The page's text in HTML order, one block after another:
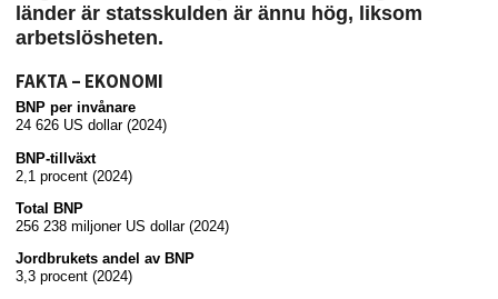
länder är statsskulden är ännu hög, liksom
arbetslösheten.
FAKTA – EKONOMI
BNP per invånare
24 626 US dollar (2024)
BNP-tillväxt
2,1 procent (2024)
Total BNP
256 238 miljoner US dollar (2024)
Jordbrukets andel av BNP
3,3 procent (2024)